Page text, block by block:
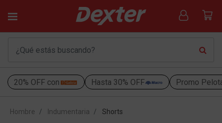
20% OFF con Hasta 30% OFF Promo
Hombre Indumentaria Shorts